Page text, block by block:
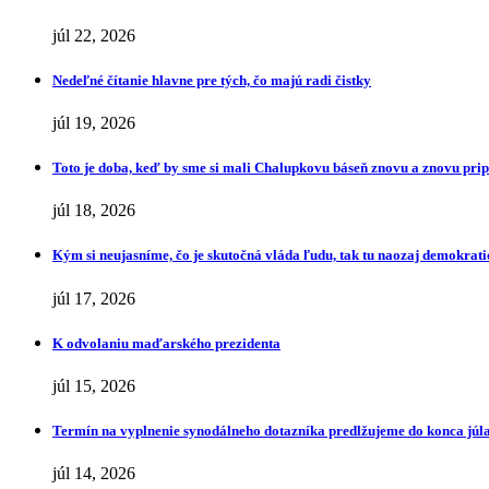
júl 22, 2026
Nedeľné čítanie hlavne pre tých, čo majú radi čistky
júl 19, 2026
Toto je doba, keď by sme si mali Chalupkovu báseň znovu a znovu
júl 18, 2026
Kým si neujasníme, čo je skutočná vláda ľudu, tak tu naozaj
júl 17, 2026
K odvolaniu maďarského prezidenta
júl 15, 2026
Termín na vyplnenie synodálneho dotazníka predlžujeme do konca
júl 14, 2026